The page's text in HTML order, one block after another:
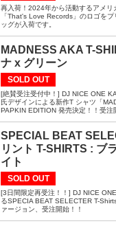
再入荷！2024年から活動するアメリ
「That's Love Records」のロゴを
ッグが入荷です。
MADNESS AKA T-
ナ x グリーン
SOLD OUT
[絶賛受注受付中！] DJ NICE ONE
氏デザインによる新作T シャツ「
PAPKIN EDITION 発売決定！！受注
SPECIAL BEAT
リント T-SHIRTS : ブ
イト
SOLD OUT
[3日間限定再受注！！] DJ NICE
るSPECIA BEAT SELECTER T-
ァージョン、受注開始！！